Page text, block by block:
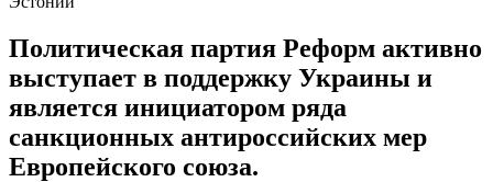
Политическая партия Реформ активно
выступает в поддержку Украины и
является инициатором ряда
санкционных антироссийских мер
Европейского союза.